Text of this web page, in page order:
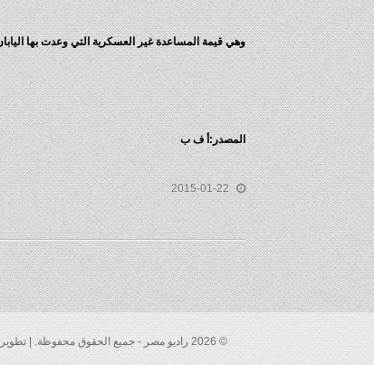
وهي قيمة المساعدة غير العسكرية التي وعدت بها
المصدر:أ ف ب
2015-01-22
© 2026 راديو مصر - جميع الحقوق محفوظة. | تطوير شركة